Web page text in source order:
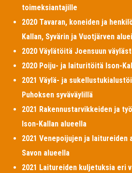
toimeksiantajille
2020 Tavaran, koneiden ja
Kallan, Syvärin ja Vuotjärven
2020 Väylätöitä Joensuun
2020 Poiju- ja laituritöitä Ison-
2021 Väylä- ja
Puhoksen syväväylillä
2021 Rakennustarvikkeiden ja
Ison-Kallan alueella
2021 Venepoijujen ja laitureiden
Savon alueella
2021 Laitureiden kuljetuksia eri